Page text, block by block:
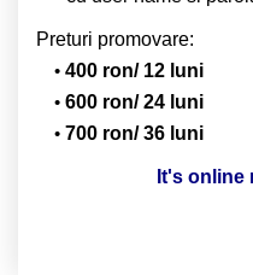
Preturi promovare:
400 ron/ 12 luni
600 ron/ 24 luni
700 ron/ 36 luni
It's online